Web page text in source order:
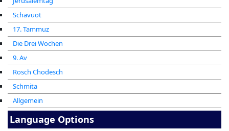
Schavuot
17. Tammuz
Die Drei Wochen
9. Av
Rosch Chodesch
Schmita
Allgemein
Language Options